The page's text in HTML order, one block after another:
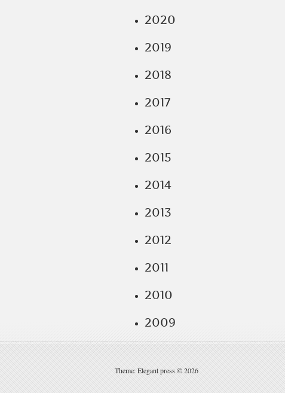
2020
2019
2018
2017
2016
2015
2014
2013
2012
2011
2010
2009
Theme: Elegant press © 2026